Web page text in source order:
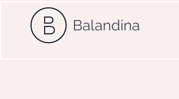
Balandina